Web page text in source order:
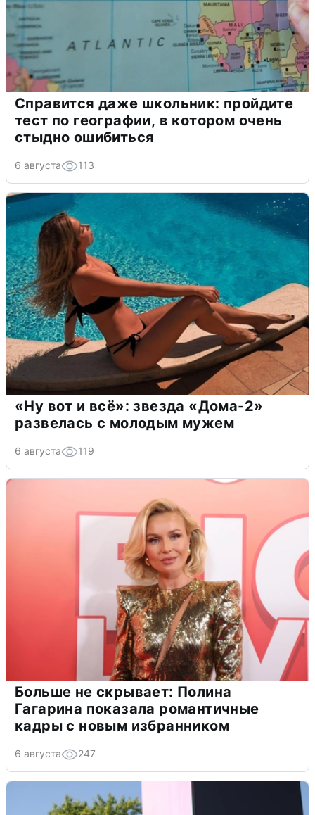
Справится даже школьник: пройдите
тест по географии, в котором очень
стыдно ошибиться
6 августа 113
«Ну вот и всё»: звезда «Дома-2»
развелась с молодым мужем
6 августа 119
Больше не скрывает: Полина
Гагарина показала романтичные
кадры с новым избранником
6 августа 247